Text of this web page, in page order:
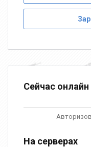
Сейчас онлайн
На серверах